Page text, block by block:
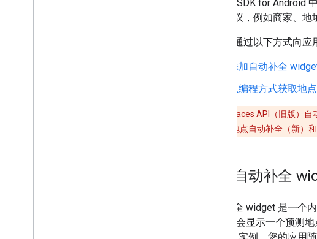
Places SDK for Android
地点建议，例如商家、地
您可以通过以下方式向
添加自动补全
以编程方式获取地
：Places API（旧版）自
意，如需使用地点自动补全（新）
添加自动补全
自动补全 widget 是一个
widget 会显示一个预测